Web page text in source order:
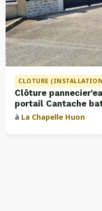
CLOTURE
Clôture
portail Cantache
à La Chapelle Huon